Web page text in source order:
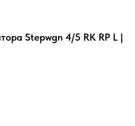
Stepwgn 4/5 RK RP L |